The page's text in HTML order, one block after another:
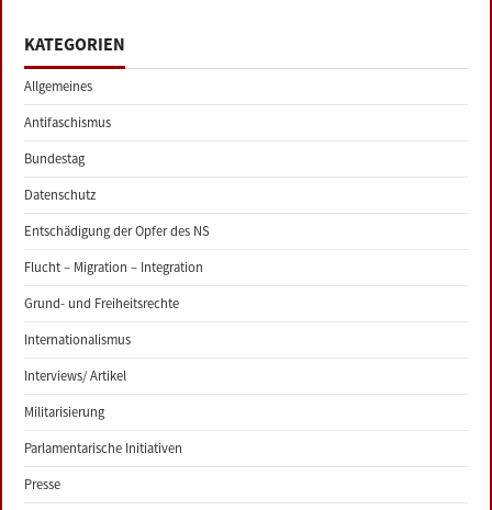
KATEGORIEN
Allgemeines
Antifaschismus
Bundestag
Datenschutz
Entschädigung der Opfer des NS
Flucht – Migration – Integration
Grund- und Freiheitsrechte
Internationalismus
Interviews/ Artikel
Militarisierung
Parlamentarische Initiativen
Presse